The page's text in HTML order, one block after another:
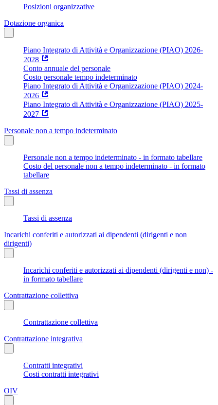
Posizioni organizzative
Dotazione organica
Piano Integrato di Attività e Organizzazione (PIAO) 2026-
2028
Conto annuale del personale
Costo personale tempo indeterminato
Piano Integrato di Attività e Organizzazione (PIAO) 2024-
2026
Piano Integrato di Attività e Organizzazione (PIAO) 2025-
2027
Personale non a tempo indeterminato
Personale non a tempo indeterminato - in formato tabellare
Costo del personale non a tempo indeterminato - in formato
tabellare
Tassi di assenza
Tassi di assenza
Incarichi conferiti e autorizzati ai dipendenti (dirigenti e non
dirigenti)
Incarichi conferiti e autorizzati ai dipendenti (dirigenti e non) -
in formato tabellare
Contrattazione collettiva
Contrattazione collettiva
Contrattazione integrativa
Contratti integrativi
Costi contratti integrativi
OIV